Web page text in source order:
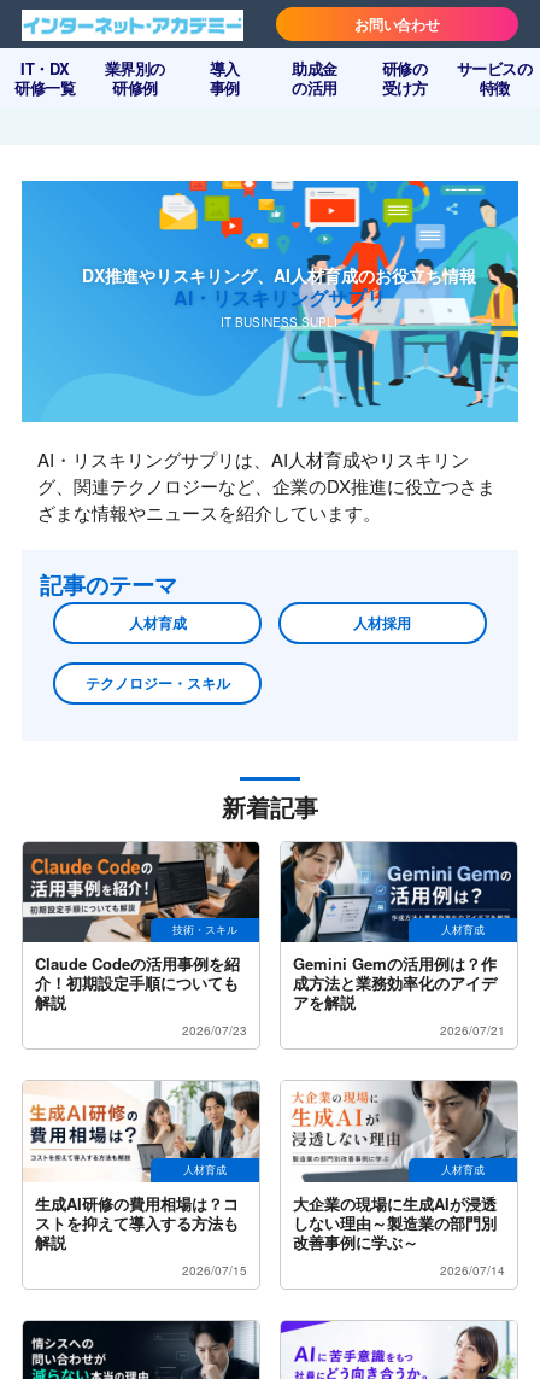
IT・DX
研修一覧
業界別の
研修例
導入
事例
助成金
の活用
研修の
受け方
サービスの
特徴
お問い合わせ
DX推進やリスキリング、AI人材育成のお役立ち情報
AI・リスキリングサプリ
AI・リスキリングサプリは、AI人材育成やリスキリン
グ、関連テクノロジーなど、企業のDX推進に役立つさま
ざまな情報やニュースを紹介しています。
記事のテーマ
人材育成 人材採用
テクノロジー・スキル
新着記事
技術・スキル
Claude Codeの活用事例を紹
介！初期設定手順についても
解説
2026/07/23
人材育成
Gemini Gemの活用例は？作
成方法と業務効率化のアイデ
アを解説
2026/07/21
人材育成
生成AI研修の費用相場は？コ
ストを抑えて導入する方法も
解説
2026/07/15
人材育成
大企業の現場に生成AIが浸透
しない理由～製造業の部門別
改善事例に学ぶ～
2026/07/14